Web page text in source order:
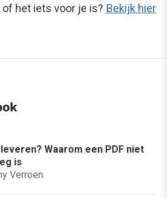
het iets voor je is? Bekijk hier
Waarom een PDF niet
is
Verroen